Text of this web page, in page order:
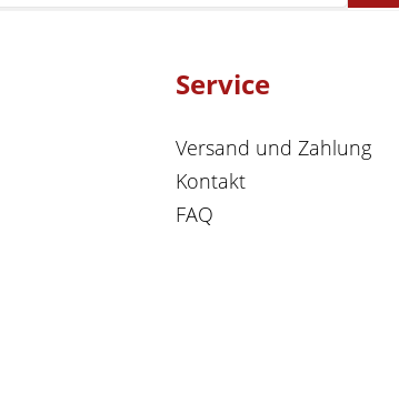
Service
Versand und Zahlung
Kontakt
FAQ